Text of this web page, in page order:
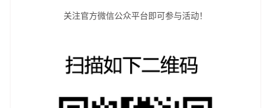
关注官方微信公众平台即可参与活动！